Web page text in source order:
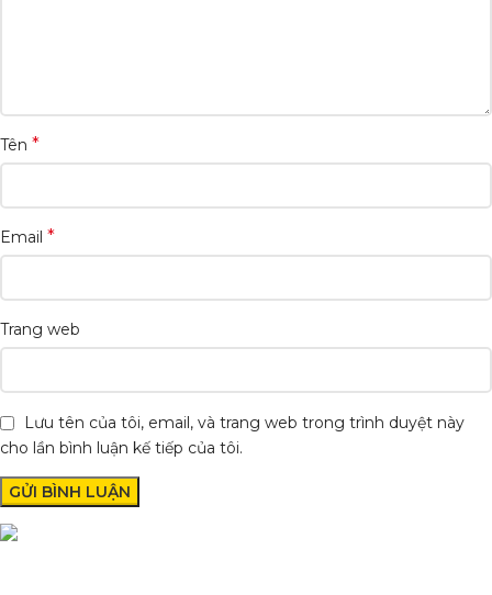
Tên *
Email *
Trang web
Lưu tên của tôi, email, và trang web trong trình duyệt này
cho lần bình luận kế tiếp của tôi.